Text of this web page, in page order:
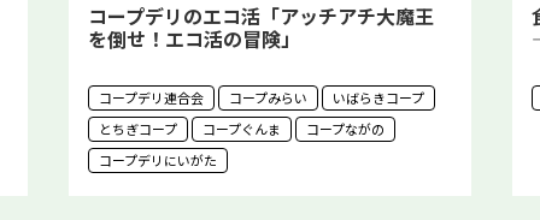
食のバトンがつなぐ、明日への希望
―「買って応援！ほっこりセット」物語
コープみらい